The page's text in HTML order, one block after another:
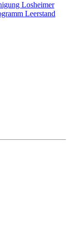
Losheimer
Leerstand